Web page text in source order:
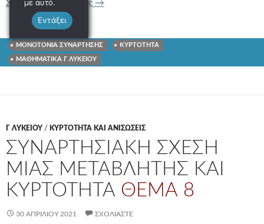
Συνέχεια ανάγνωσης ΜΟΝΟΤΟΝΙΑ ΣΥΝΑΡΤΗΣΗΣ ΚΑΙ
→
ΜΟΝΟΤΟΝΙΑ ΣΥΝΑΡΤΗΣΗΣ ΚΥΡΤΟΤΗΤΑ
ΜΑΘΗΜΑΤΙΚΑ Γ ΛΥΚΕΙΟΥ
Γ ΛΥΚΕΊΟΥ / ΚΥΡΤΟΤΗΤΑ ΚΑΙ ΑΝΙΣΩΣΕΙΣ
ΣΥΝΑΡΤΗΣΙΑΚΗ ΣΧΕΣΗ
ΜΙΑΣ ΜΕΤΑΒΛΗΤΗΣ ΚΑΙ
ΚΥΡΤΟΤΗΤΑ ΘΕΜΑ 8
30 ΑΠΡΙΛΊΟΥ 2021 ΣΧΟΛΙΆΣΤΕ
με αυτό.
Εντάξει